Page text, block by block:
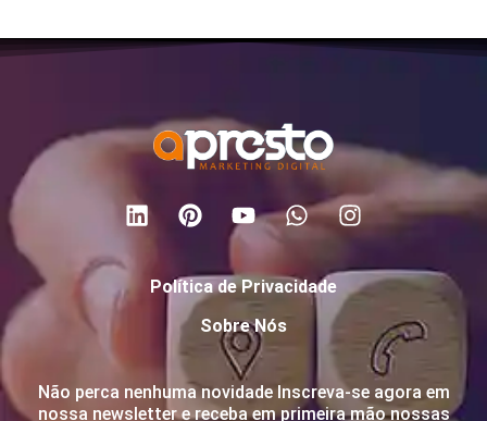
Política de Privacidade
Sobre Nós
Não perca nenhuma novidade Inscreva-se agora em
nossa newsletter e receba em primeira mão nossas